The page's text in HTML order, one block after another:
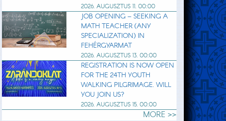
2026. AUGUSZTUS 11. 00:00
JOB OPENING – SEEKING A
MATH TEACHER (ANY
SPECIALIZATION) IN
FEHÉRGYARMAT
2026. AUGUSZTUS 13. 00:00
REGISTRATION IS NOW OPEN
FOR THE 24TH YOUTH
WALKING PILGRIMAGE. WILL
YOU JOIN US?
2026. AUGUSZTUS 15. 00:00
MORE >>